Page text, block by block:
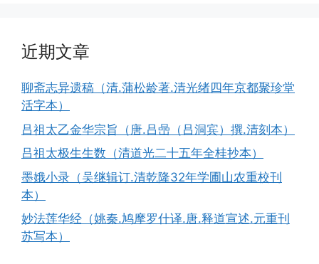
近期文章
聊斋志异遗稿（清.蒲松龄著.清光绪四年京都聚珍堂
活字本）
吕祖太乙金华宗旨（唐.吕喦（吕洞宾）撰.清刻本）
吕祖太极生生数（清道光二十五年全桂抄本）
墨娥小录（吴继辑订.清乾隆32年学圃山农重校刊
本）
妙法莲华经（姚秦.鸠摩罗什译.唐.释道宣述.元重刊
苏写本）